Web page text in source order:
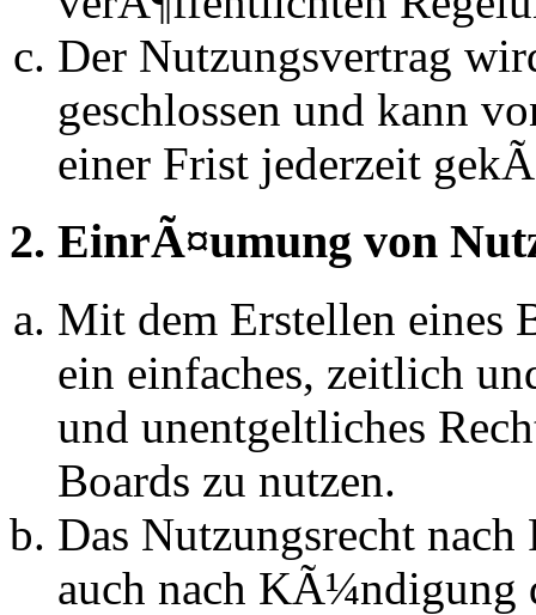
Der Nutzungsvertrag
geschlossen und kann
einer Frist jederzeit
2. EinrÃ¤umung von
Mit dem Erstellen eines
ein einfaches, zeitlich
und unentgeltliches
Boards zu nutzen.
Das Nutzungsrecht
auch nach KÃ¼ndigung